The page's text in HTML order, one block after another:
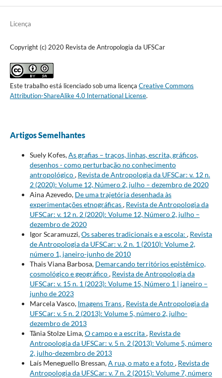
Licença
Copyright (c) 2020 Revista de Antropologia da UFSCar
Este trabalho está licenciado sob uma licença Creative Commons
Attribution-ShareAlike 4.0 International License.
Artigos Semelhantes
Suely Kofes,As grafias – traços, linhas, escrita, gráficos,
desenhos - como perturbação no conhecimento
antropológico, Revista de Antropologia da UFSCar: v. 12 n.
2 (2020): Volume 12, Número 2, julho – dezembro de 2020
Aina Azevedo, De uma trajetória desenhada às
experimentações etnográficas, Revista de Antropologia da
UFSCar: v. 12 n. 2 (2020): Volume 12, Número 2, julho –
dezembro de 2020
Igor Scaramuzzi,Os saberes tradicionais e a escola: , Revista
de Antropologia da UFSCar: v. 2 n. 1 (2010): Volume 2,
número 1, janeiro-junho de 2010
Thais Viana Barbosa, Demarcando territórios epistêmico,
cosmológico e geográfico, Revista de Antropologia da
UFSCar: v. 15 n. 1 (2023): Volume 15, Número 1 | janeiro –
junho de 2023
Marcela Vasco, Imagens Trans, Revista de Antropologia da
UFSCar: v. 5 n. 2 (2013): Volume 5, número 2, julho-
dezembro de 2013
Tânia Stolze Lima,O campo e a escrita, Revista de
Antropologia da UFSCar: v. 5 n. 2 (2013): Volume 5, número
2, julho-dezembro de 2013
Laís Meneguello Bressan,A rua, o mato e a foto, Revista de
Antropologia da UFSCar: v. 7 n. 2 (2015): Volume 7, número